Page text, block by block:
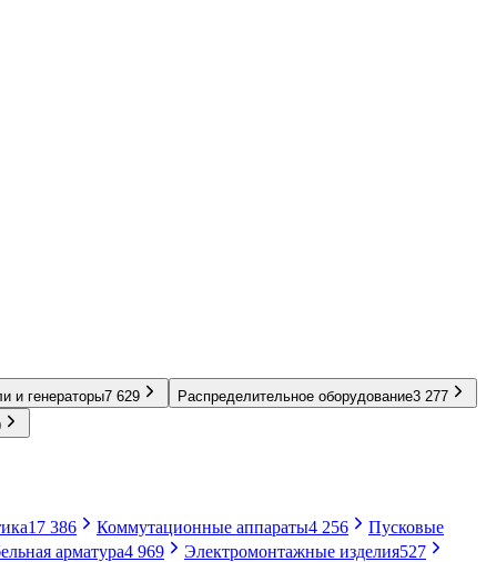
и генераторы7 629 Распределительное оборудование3 277
17 386 Коммутационные аппараты4 256
Пусковые
арматура4 969 Электромонтажные изделия527